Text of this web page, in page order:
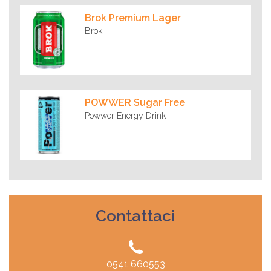
Brok Premium Lager
Brok
POWWER Sugar Free
Powwer Energy Drink
Contattaci
0541 660553